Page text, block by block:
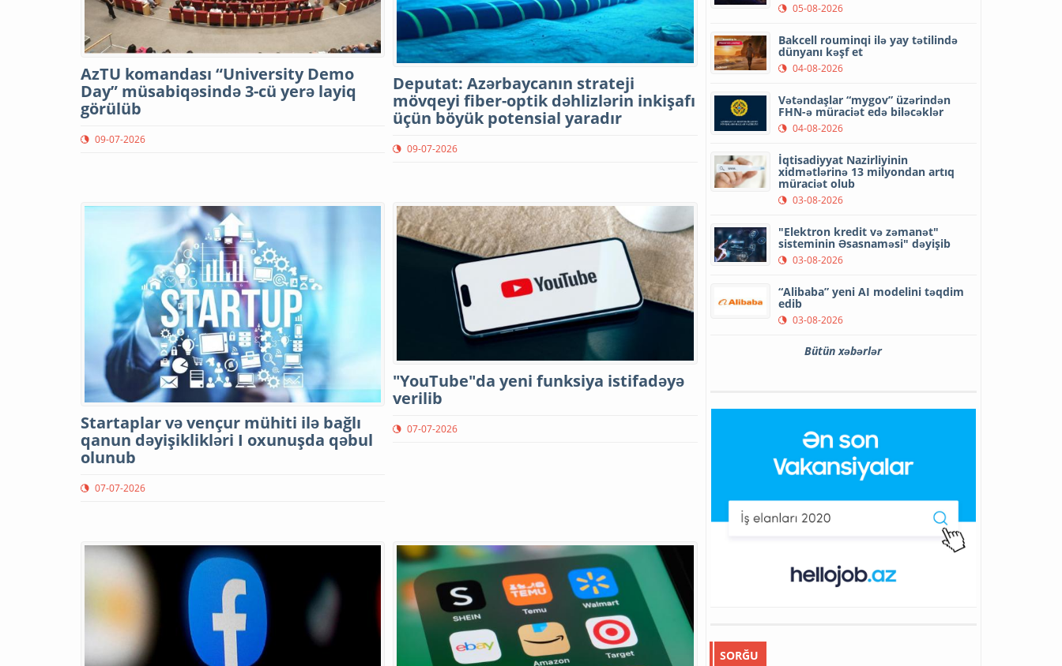
AzTU komandası “University Demo
Day” müsabiqəsində 3-cü yerə layiq
görülüb
09-07-2026
Deputat: Azərbaycanın strateji
mövqeyi fiber-optik dəhlizlərin inkişafı
üçün böyük potensial yaradır
09-07-2026
Startaplar və vençur mühiti ilə bağlı
qanun dəyişiklikləri I oxunuşda qəbul
olunub
07-07-2026
"YouTube"da yeni funksiya istifadəyə
verilib
07-07-2026
05-08-2026
Bakcell rouminqi ilə yay tətilində
dünyanı kəşf et
04-08-2026
Vətəndaşlar “mygov” üzərindən
FHN-ə müraciət edə biləcəklər
04-08-2026
İqtisadiyyat Nazirliyinin
xidmətlərinə 13 milyondan artıq
müraciət olub
03-08-2026
"Elektron kredit və zəmanət"
sisteminin Əsasnaməsi" dəyişib
03-08-2026
“Alibaba” yeni AI modelini təqdim
edib
03-08-2026
Bütün xəbərlər
SORĞU